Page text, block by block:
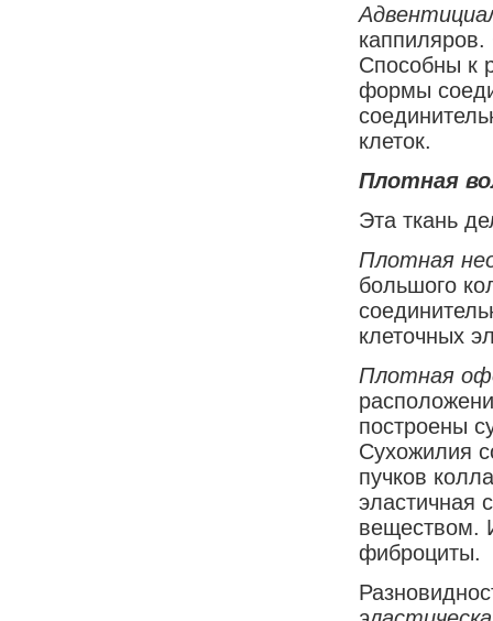
Способны к
формы
клеток.
Плотная
Эта ткань
Плотная
большого
клеточных
Плотная
построены
Сухожилия
пучков
эластичная
веществом.
фиброциты.